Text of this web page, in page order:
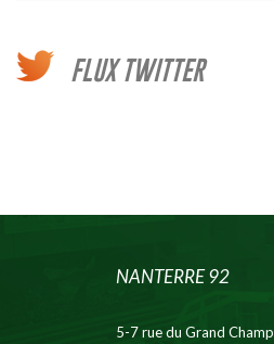
FLUX TWITTER
NANTERRE 92
5-7 rue du Grand Champ